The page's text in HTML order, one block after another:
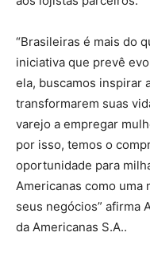
“Brasileiras é mais do
iniciativa que prevê
ela, buscamos inspirar
transformarem suas
varejo a empregar
por isso, temos o
oportunidade para
Americanas como uma
seus negócios” afirma
da Americanas S.A..